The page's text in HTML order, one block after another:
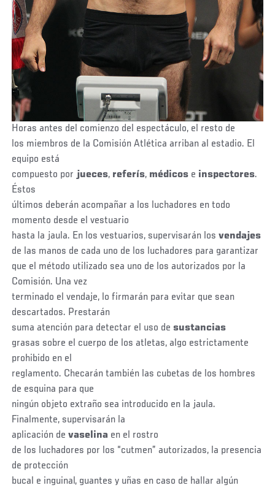
Horas antes del comienzo del espectáculo, el resto de
los miembros de la Comisión Atlética arriban al estadio. El
equipo está
compuesto por jueces, referís, médicos e inspectores.
Éstos
últimos deberán acompañar a los luchadores en todo
momento desde el vestuario
hasta la jaula. En los vestuarios, supervisarán losvendajes
de las manos de cada uno de los luchadores para garantizar
que el método utilizado sea uno de los autorizados por la
Comisión. Una vez
terminado el vendaje, lo firmarán para evitar que sean
descartados. Prestarán
suma atención para detectar el uso desustancias
grasas sobre el cuerpo de los atletas, algo estrictamente
prohibido en el
reglamento. Checarán también las cubetas de los hombres
de esquina para que
ningún objeto extraño sea introducido en la jaula.
Finalmente, supervisarán la
aplicación devaselina en el rostro
de los luchadores por los “cutmen” autorizados, la presencia
de protección
bucal e inguinal, guantes y uñas en caso de hallar algún